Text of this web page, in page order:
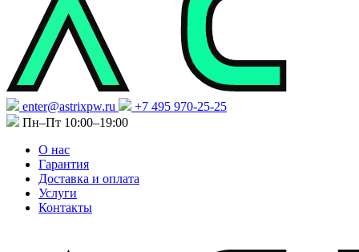
enter@astrixpw.ru
+7 495 970-25-25
Пн–Пт 10:00–19:00
О нас
Гарантия
Доставка и оплата
Услуги
Контакты